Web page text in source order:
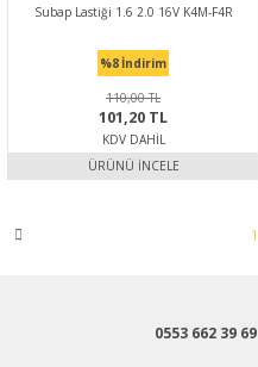
Subap Lastiği 1.6 2.0 16V K4M-F4R
%8 İndirim
110,00 TL
101,20 TL
KDV DAHIL
ÜRÜNÜ İNCELE
1
0553 662 39 69